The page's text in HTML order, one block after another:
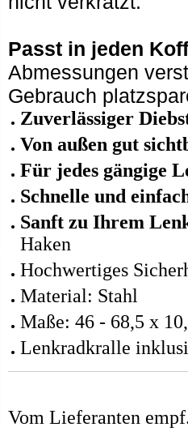
Passt in jeden
Abmessungen
Gebrauch
Zuverlässiger
Von außen gut
Für jedes gängige
Schnelle und
Sanft zu Ihrem
Haken
Hochwertiges
Material: Stahl
Maße: 46 - 68,5 x
Lenkradkralle
Vom Lieferanten